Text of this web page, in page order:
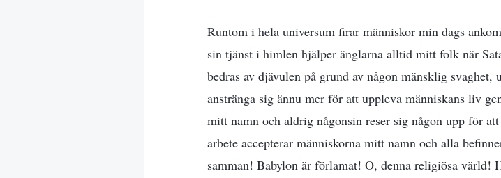
Runtom i hela universum firar människor min dags
sin tjänst i himlen hjälper änglarna alltid mitt folk när
bedras av djävulen på grund av någon mänsklig
anstränga sig ännu mer för att uppleva människans liv
mitt namn och aldrig någonsin reser sig någon upp för
arbete accepterar människorna mitt namn och alla
samman! Babylon är förlamat! O, denna religiösa värld!